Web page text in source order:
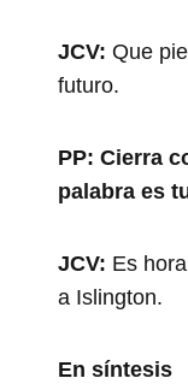
JCV: Que
futuro.
PP: Cierra
palabra es
JCV: Es
a Islington.
En síntesis